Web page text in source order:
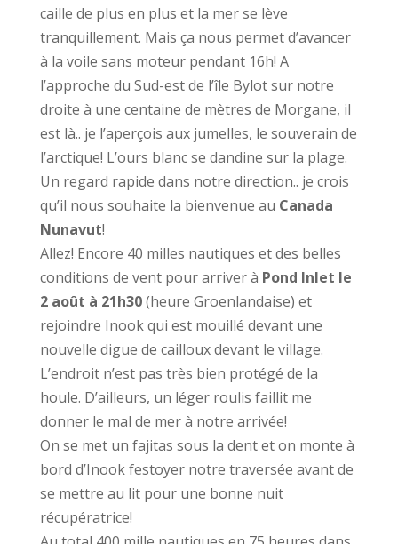
caille de plus en plus et la mer se lève
tranquillement. Mais ça nous permet d’avancer
à la voile sans moteur pendant 16h! A
l’approche du Sud-est de l’île Bylot sur notre
droite à une centaine de mètres de Morgane, il
est là.. je l’aperçois aux jumelles, le souverain de
l’arctique! L’ours blanc se dandine sur la plage.
Un regard rapide dans notre direction.. je crois
qu’il nous souhaite la bienvenue au Canada
Nunavut!
Allez! Encore 40 milles nautiques et des belles
conditions de vent pour arriver à Pond Inlet le
2 août à 21h30(heure Groenlandaise) et
rejoindre Inook qui est mouillé devant une
nouvelle digue de cailloux devant le village.
L’endroit n’est pas très bien protégé de la
houle. D’ailleurs, un léger roulis faillit me
donner le mal de mer à notre arrivée!
On se met un fajitas sous la dent et on monte à
bord d’Inook festoyer notre traversée avant de
se mettre au lit pour une bonne nuit
récupératrice!